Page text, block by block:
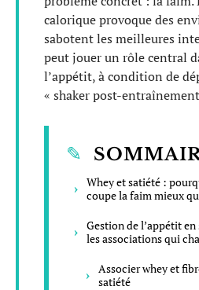
calorique provoque des
sabotent les meilleures
peut jouer un rôle central
l’appétit, à condition de
« shaker post-
Whey et satiété :
coupe la faim mieux
Gestion de l’appétit
les associations qui
Associer whey et
satiété